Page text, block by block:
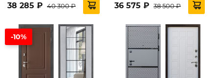
38 285 ₽ 40 300 ₽ 36 575 ₽ 38 500 ₽
-10%